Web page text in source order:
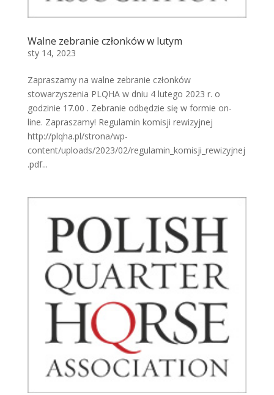
Walne zebranie członków w lutym
sty 14, 2023
Zapraszamy na walne zebranie członków
stowarzyszenia PLQHA w dniu 4 lutego 2023 r. o
godzinie 17.00 . Zebranie odbędzie się w formie on-
line. Zapraszamy! Regulamin komisji rewizyjnej
http://plqha.pl/strona/wp-
content/uploads/2023/02/regulamin_komisji_rewizyjnej
.pdf...